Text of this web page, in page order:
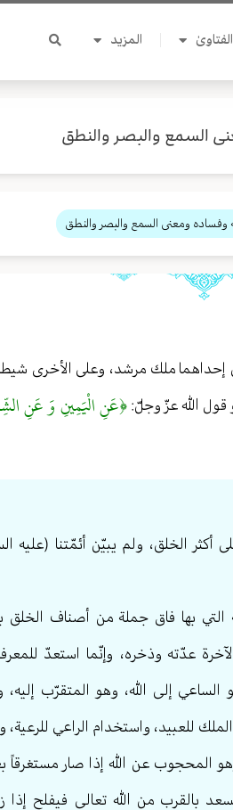
المزيد
السمع والبصر والنطق
ومعنى السمع والبصر والنطق
إحداهما ملك مرشد، وعلى الأخرى
قول الله عزّ وجلّ:﴿عَنِ الْيَمِينِ وَ عَنِ
الخلق، ولم يبيّن أئمّتنا (عليه
بها فاق جملة من أصناف الخلق
عدّته وذخره، وإنّما استعدّ
إلى الله، وهو المتقرّب إليه،
للعبيد، واستخدام الراعي للرعية،
المحجوب عن الله إذا صار مستغرقاً
بالقرب من الله تعالی فيفلح إذا